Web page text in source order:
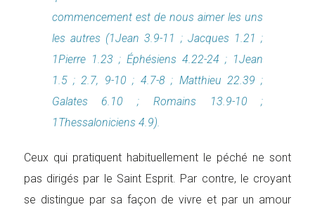
commencement est de nous aimer les uns
les autres (1Jean 3.9-11 ; Jacques 1.21 ;
1Pierre 1.23 ; Éphésiens 4.22-24 ; 1Jean
1.5 ; 2.7, 9-10 ; 4.7-8 ; Matthieu 22.39 ;
Galates 6.10 ; Romains 13.9-10 ;
1Thessaloniciens 4.9).
Ceux qui pratiquent habituellement le péché ne sont
pas dirigés par le Saint Esprit. Par contre, le croyant
se distingue par sa façon de vivre et par un amour